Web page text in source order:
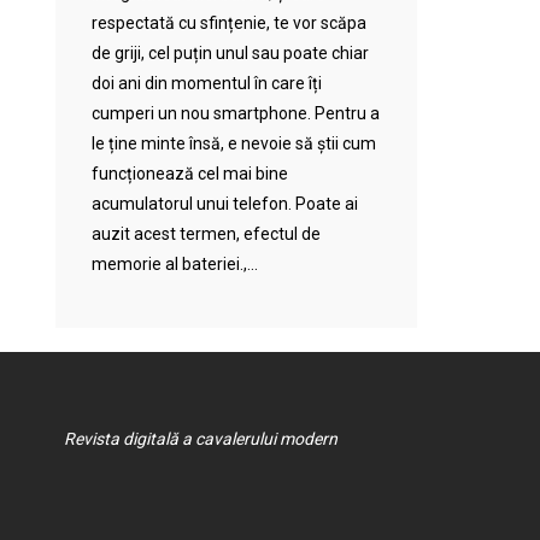
respectată cu sfințenie, te vor scăpa
de griji, cel puțin unul sau poate chiar
doi ani din momentul în care îți
cumperi un nou smartphone. Pentru a
le ține minte însă, e nevoie să știi cum
funcționează cel mai bine
acumulatorul unui telefon. Poate ai
auzit acest termen, efectul de
memorie al bateriei.,...
Revista digitală a cavalerului modern